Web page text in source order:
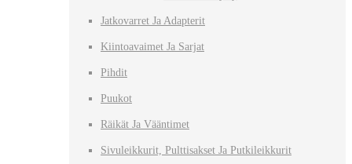
Jatkovarret Ja Adapterit
Kiintoavaimet Ja Sarjat
Pihdit
Puukot
Räikät Ja Vääntimet
Sivuleikkurit, Pulttisakset Ja Putkileikkurit